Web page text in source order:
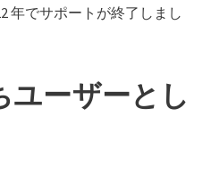
年でサポートが終了しまし
ユーザーとし